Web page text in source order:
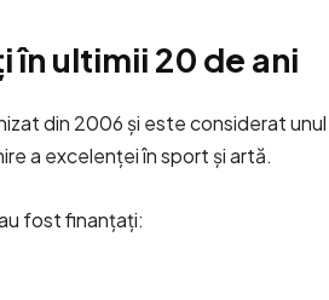
ultimii 20 de ani
din 2006 și este considerat unul
a excelenței în sport și artă.
fost finanțați: